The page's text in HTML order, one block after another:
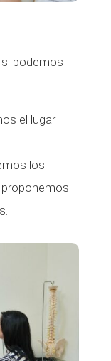
podemos
el lugar
los